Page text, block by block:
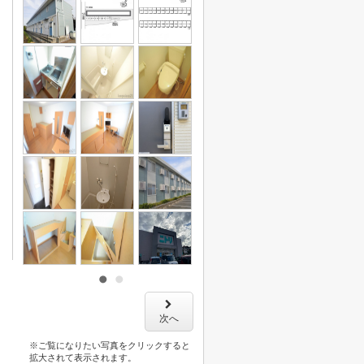
次へ
※ご覧になりたい写真をクリックすると
拡大されて表示されます。